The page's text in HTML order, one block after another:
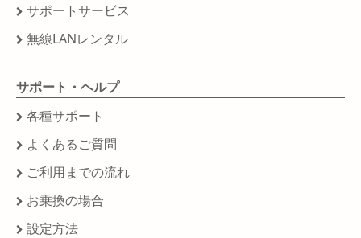
サポートサービス
無線LANレンタル
サポート・ヘルプ
各種サポート
よくあるご質問
ご利用までの流れ
お乗換の場合
設定方法